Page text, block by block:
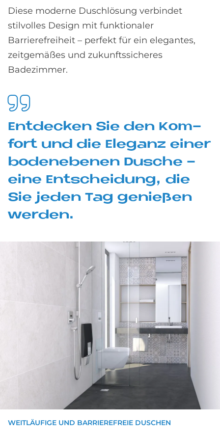
Diese moderne Duschlösung verbindet
stilvolles Design mit funktionaler
Barrierefreiheit – perfekt für ein elegantes,
zeitgemäßes und zukunftssicheres
Badezimmer.
Ent­decken Sie den Kom­
fort und die Ele­ganz ei­ner
bo­den­ebe­nen Du­sche -
eine Ent­schei­dung, die
Sie je­den Tag ge­nie­ßen
wer­den.
WEITLÄUFIGE UND BARRIEREFREIE DUSCHEN